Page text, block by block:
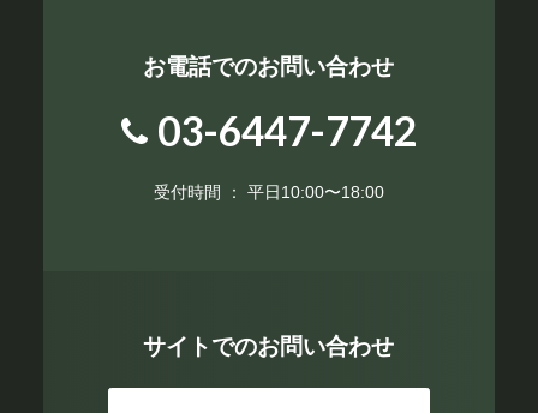
お電話でのお問い合わせ
03-6447-7742
受付時間 ： 平日10:00〜18:00
サイトでのお問い合わせ